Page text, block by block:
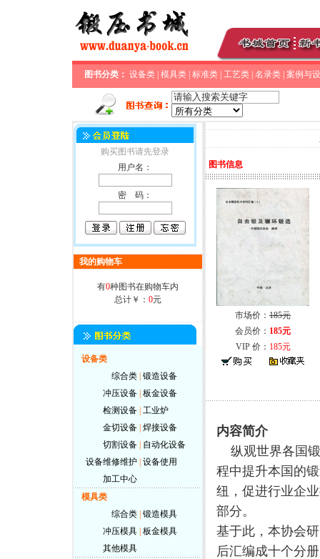
图书分类： 设备类 模具类 标准类 工艺类 名录类 案例与
购买图书请先登录
用户名：
密 码：
我的购物车
有0种图书在购物车内
总计￥： 0元
设备类
综合类 锻造设备
冲压设备 板金设备
检测设备 工业炉
金切设备 焊接设备
切割设备
自动化设备
设备维修维护 设备使用
加工中心
模具类
综合类 锻造模具
冲压模具 板金模具
其他模具
图书信息
市场价： 185元
会员价： 185元
VIP 价： 185元
内容简介
纵观世界各国锻
程中提升本国的
纽，促进行业企
部分。
基于此，本协会
后汇编成十个分